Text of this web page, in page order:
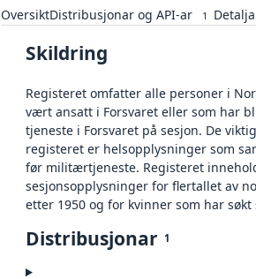
OversiktDistribusjonar og API-ar 1
Skildring
Registeret omfatter alle personer i
vært ansatt i Forsvaret eller som har
tjeneste i Forsvaret på sesjon. De
registeret er helsopplysninger som
før militærtjeneste. Registeret
sesjonsopplysninger for flertallet av
etter 1950 og for kvinner som har søkt
Distribusjonar 1